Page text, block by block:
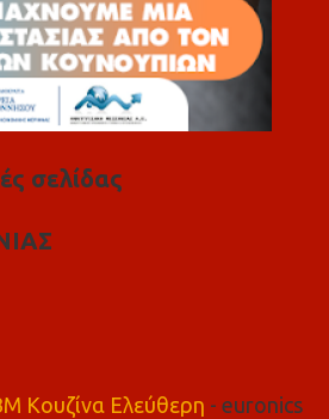
σελίδας
Κουζίνα Ελεύθερη - euronics